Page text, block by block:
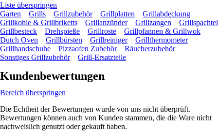
Liste überspringen
Garten
Grills Grillzubehör Grillplatten
Grillabdeckung
Grillkohle & Grillbriketts
Grillanzünder Grillzangen
Grillspachtel
Grillbesteck
Drehspieße Grillroste
Grillpfannen & Grillwok
Dutch Oven
Grillbürsten Grillreiniger
Grillthermometer
Grillhandschuhe
Pizzaofen Zubehör
Räucherzubehör
Sonstiges Grillzubehör
Grill-Ersatzteile
Kundenbewertungen
Bereich überspringen
Die Echtheit der Bewertungen wurde von uns nicht überprüft.
Bewertungen können auch von Kunden stammen, die die Ware nicht
nachweislich genutzt oder gekauft haben.